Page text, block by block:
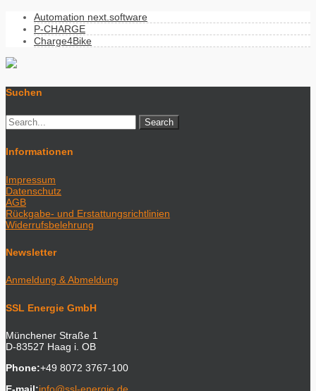
Automation next.software
P-CHARGE
Charge4Bike
Suchen
Informationen
Impressum
Datenschutz
AGB
Rückgabe- und Erstattungsrichtlinien
Widerrufsbelehrung
Newsletter
Anmeldung & Abmeldung
SSL Energie GmbH
Münchener Straße 1
D-83527 Haag i. OB
Phone:+49 8072 3767-100